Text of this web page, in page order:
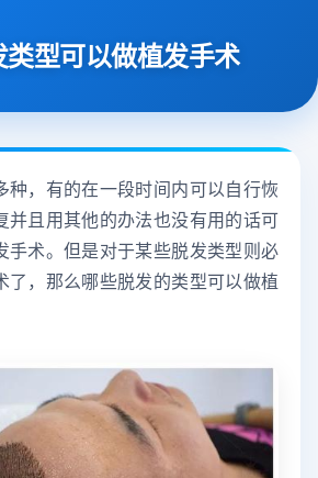
型可以做植发手术
种，有的在一段时间内可以自行恢
并且用其他的办法也没有用的话可
手术。但是对于某些脱发类型则必
了，那么哪些脱发的类型可以做植